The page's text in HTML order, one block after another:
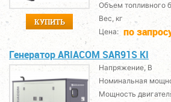
КУПИТЬ
Объем топливного
Вес, кг
Цена: по
Генератор ARIACOM SAR91S KI
Напряжение, В
Номинальная
Мощность